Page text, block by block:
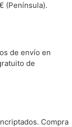
(Península).
de envío en
de
Compra